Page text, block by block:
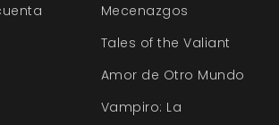
Mecenazgos
Tales of the Valiant
Amor de Otro Mundo
Vampiro: La